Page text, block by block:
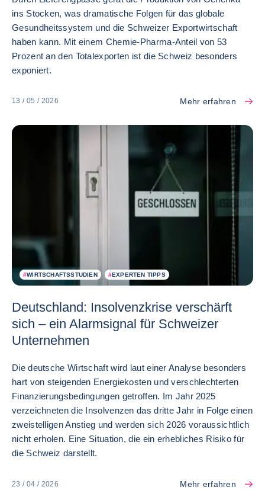
ins Stocken, was dramatische Folgen für das globale
Gesundheitssystem und die Schweizer Exportwirtschaft
haben kann. Mit einem Chemie-Pharma-Anteil von 53
Prozent an den Totalexporten ist die Schweiz besonders
exponiert.
13 / 05 / 2026 Mehr erfahren
#WIRTSCHAFTSSTUDIEN #EXPERTEN TIPPS
Deutschland: Insolvenzkrise verschärft
sich – ein Alarmsignal für Schweizer
Unternehmen
Die deutsche Wirtschaft wird laut einer Analyse besonders
hart von steigenden Energiekosten und verschlechterten
Finanzierungsbedingungen getroffen. Im Jahr 2025
verzeichneten die Insolvenzen das dritte Jahr in Folge einen
zweistelligen Anstieg und werden sich 2026 voraussichtlich
nicht erholen. Eine Situation, die ein erhebliches Risiko für
die Schweiz darstellt.
23 / 04 / 2026 Mehr erfahren